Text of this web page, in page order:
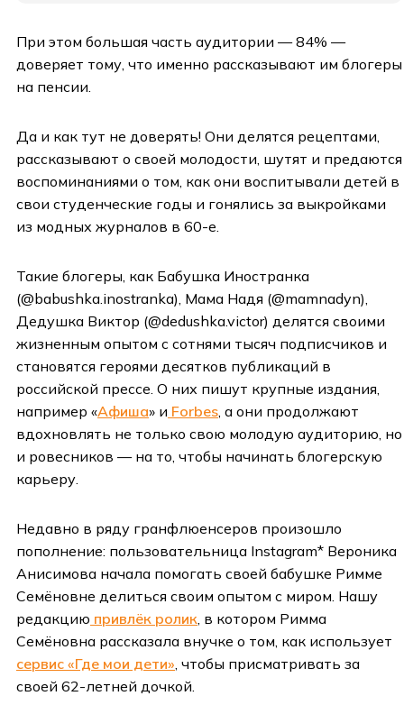
При этом большая часть аудитории — 84% —
доверяет тому, что именно рассказывают им блогеры
на пенсии.
Да и как тут не доверять! Они делятся рецептами,
рассказывают о своей молодости, шутят и предаются
воспоминаниями о том, как они воспитывали детей в
свои студенческие годы и гонялись за выкройками
из модных журналов в 60-е.
Такие блогеры, как Бабушка Иностранка
(@babushka.inostranka), Мама Надя (@mamnadyn),
Дедушка Виктор (@dedushka.victor) делятся своими
жизненным опытом с сотнями тысяч подписчиков и
становятся героями десятков публикаций в
российской прессе. О них пишут крупные издания,
например «Афиша» и Forbes , а они продолжают
вдохновлять не только свою молодую аудиторию, но
и ровесников — на то, чтобы начинать блогерскую
карьеру.
Недавно в ряду гранфлюенсеров произошло
пополнение: пользовательница Instagram* Вероника
Анисимова начала помогать своей бабушке Римме
Семёновне делиться своим опытом с миром. Нашу
редакцию привлёк ролик , в котором Римма
Семёновна рассказала внучке о том, как использует
сервис «Где мои дети» , чтобы присматривать за
своей 62-летней дочкой.